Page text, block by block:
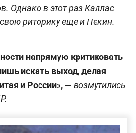
Однако в этот раз Каллас
риторику ещё и Пекин.
напрямую критиковать
искать выход, делая
и России», — возмутились